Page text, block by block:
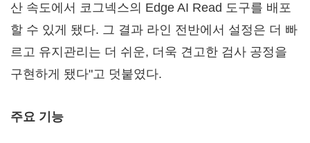
산 속도에서 코그넥스의 Edge AI Read 도구를 배포
할 수 있게 됐다. 그 결과 라인 전반에서 설정은 더 빠
르고 유지관리는 더 쉬운, 더욱 견고한 검사 공정을
구현하게 됐다"고 덧붙였다.
주요 기능